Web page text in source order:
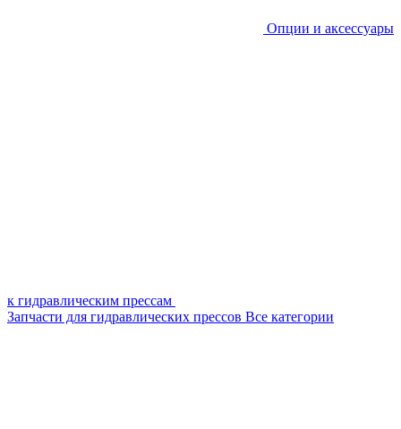
Опции и аксессуары
к гидравлическим прессам
Запчасти для гидравлических прессов Все категории